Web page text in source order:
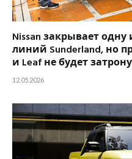
Nissan закрывает
линий Sunderland, но
и Leaf не будет
12.05.2026